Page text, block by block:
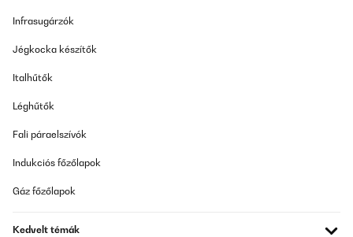
Infrasugárzók
Jégkocka készítők
Italhűtők
Léghűtők
Fali páraelszívók
Indukciós főzőlapok
Gáz főzőlapok
Kedvelt témák